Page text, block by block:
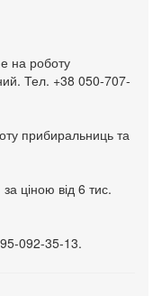
на роботу
Тел. +38 050-707-
прибиральниць та
ціною від 6 тис.
092-35-13.